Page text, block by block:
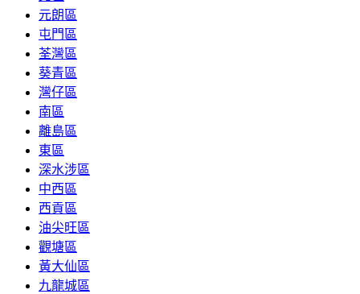
元朗區
屯門區
荃灣區
葵青區
灣仔區
南區
離島區
東區
深水涉區
中西區
西貢區
油尖旺區
觀塘區
黃大仙區
九龍城區